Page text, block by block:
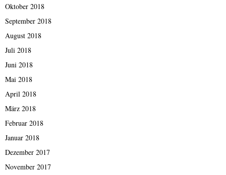
Oktober 2018
September 2018
August 2018
Juli 2018
Juni 2018
Mai 2018
April 2018
März 2018
Februar 2018
Januar 2018
Dezember 2017
November 2017